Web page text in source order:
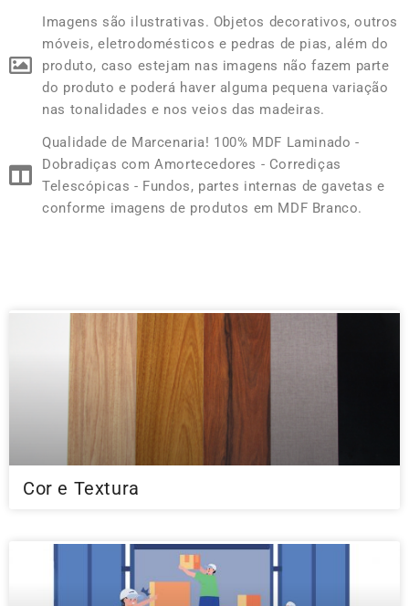
Imagens são ilustrativas. Objetos decorativos, outros
móveis, eletrodomésticos e pedras de pias, além do
produto, caso estejam nas imagens não fazem parte
do produto e poderá haver alguma pequena variação
nas tonalidades e nos veios das madeiras.
Qualidade de Marcenaria! 100% MDF Laminado -
Dobradiças com Amortecedores - Corrediças
Telescópicas - Fundos, partes internas de gavetas e
conforme imagens de produtos em MDF Branco.
Cor e Textura